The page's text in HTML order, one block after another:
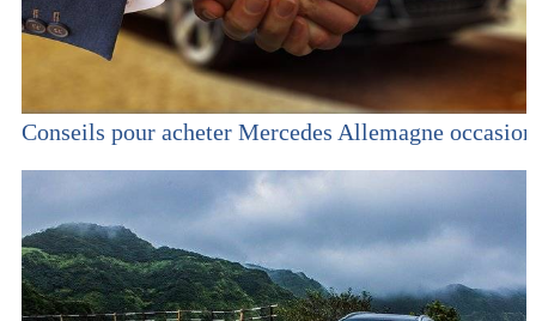
Conseils pour acheter Mercedes Allemagne occasion